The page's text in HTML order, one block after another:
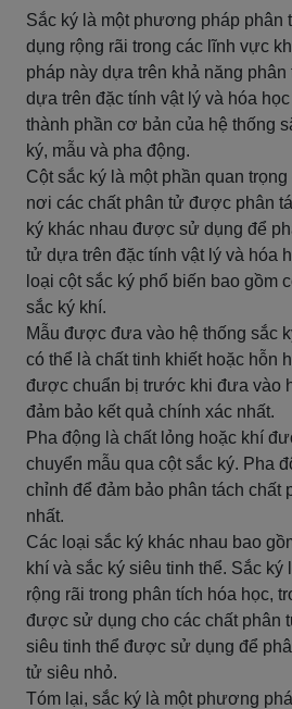
Sắc ký là một phương pháp
dụng rộng rãi trong các lĩnh vực
pháp này dựa trên khả năng
dựa trên đặc tính vật lý và hóa
thành phần cơ bản của hệ thống
ký, mẫu và pha động.
Cột sắc ký là một phần quan
nơi các chất phân tử được phân
ký khác nhau được sử dụng để
tử dựa trên đặc tính vật lý và hóa
loại cột sắc ký phổ biến bao gồm
sắc ký khí.
Mẫu được đưa vào hệ thống sắc
có thể là chất tinh khiết hoặc hỗn
được chuẩn bị trước khi đưa vào
đảm bảo kết quả chính xác nhất.
Pha động là chất lỏng hoặc khí
chuyển mẫu qua cột sắc ký. Pha
chỉnh để đảm bảo phân tách chất
nhất.
Các loại sắc ký khác nhau bao
khí và sắc ký siêu tinh thể. Sắc
rộng rãi trong phân tích hóa học,
được sử dụng cho các chất phân
siêu tinh thể được sử dụng để
tử siêu nhỏ.
Tóm lại, sắc ký là một phương